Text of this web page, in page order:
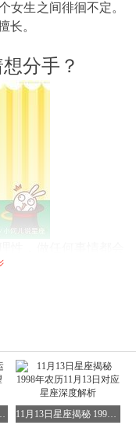
女生之间徘徊不定。
长。
分手？
虑双方是否合适。当
起探讨这些问题。
据具体情况判断。通
是开玩笑还是真的想
且他不再主动联系
剖析与全面展望 11月13日星座揭秘 1998年农历11月13日对应星座深度解析